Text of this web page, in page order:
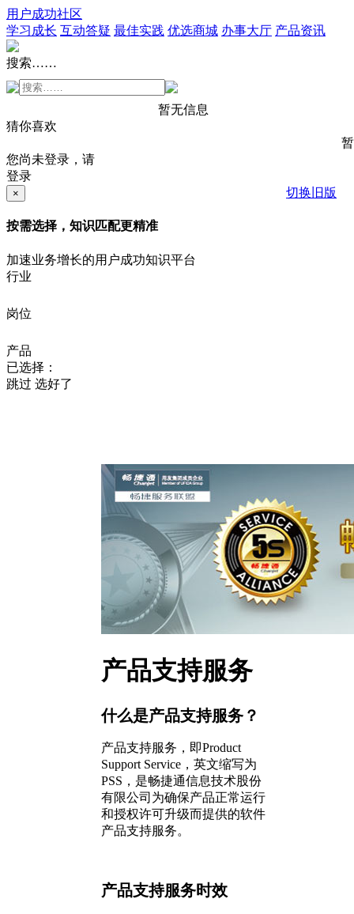
用户成功社区
学习成长 互动答疑 最佳实践 优选商城 办事大厅 产品资讯
搜索……
暂无信息
猜你喜欢
您尚未登录，请
登录
切换旧版
×
按需选择，知识匹配更精准
加速业务增长的用户成功知识平台
行业
岗位
产品
已选择：
跳过 选好了
产品支持服务
什么是产品支持服务？
产品支持服务，即Product
Support Service，英文缩写为
PSS，是畅捷通信息技术股份
有限公司为确保产品正常运行
和授权许可升级而提供的软件
产品支持服务。
产品支持服务时效